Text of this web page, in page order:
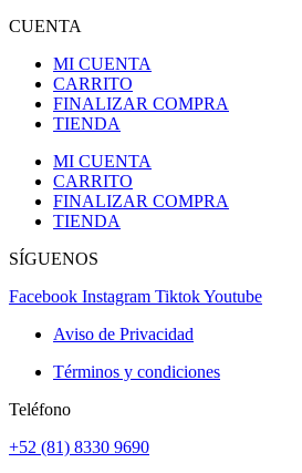
CUENTA
MI CUENTA
CARRITO
FINALIZAR COMPRA
TIENDA
MI CUENTA
CARRITO
FINALIZAR COMPRA
TIENDA
SÍGUENOS
Facebook Instagram TiktokYoutube
Aviso de Privacidad
Términos y condiciones
Teléfono
+52 (81) 8330 9690